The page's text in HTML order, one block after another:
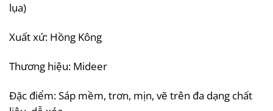
lụa)
Xuất xứ: Hồng Kông
Thương hiệu: Mideer
Đặc điểm: Sáp mềm, trơn, mịn, vẽ trên đa dạng chất